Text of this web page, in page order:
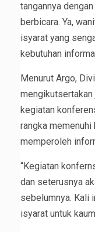
tangannya
berbicara. Ya,
isyarat yang
kebutuhan
Menurut Argo,
kegiatan
rangka
memperoleh
“Kegiatan
dan seterusnya
sebelumnya. Kali
isyarat untuk